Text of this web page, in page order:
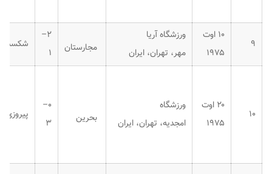
۹
۱۰ اوت
۱۹۷۵
ورزشگاه آریا
مهر، تهران، ایران
مجارستان
۲–
۱
شکست
۱۰
۲۰ اوت
۱۹۷۵
ورزشگاه
امجدیه، تهران، ایران
بحرین
۰–
۳
پیروزی